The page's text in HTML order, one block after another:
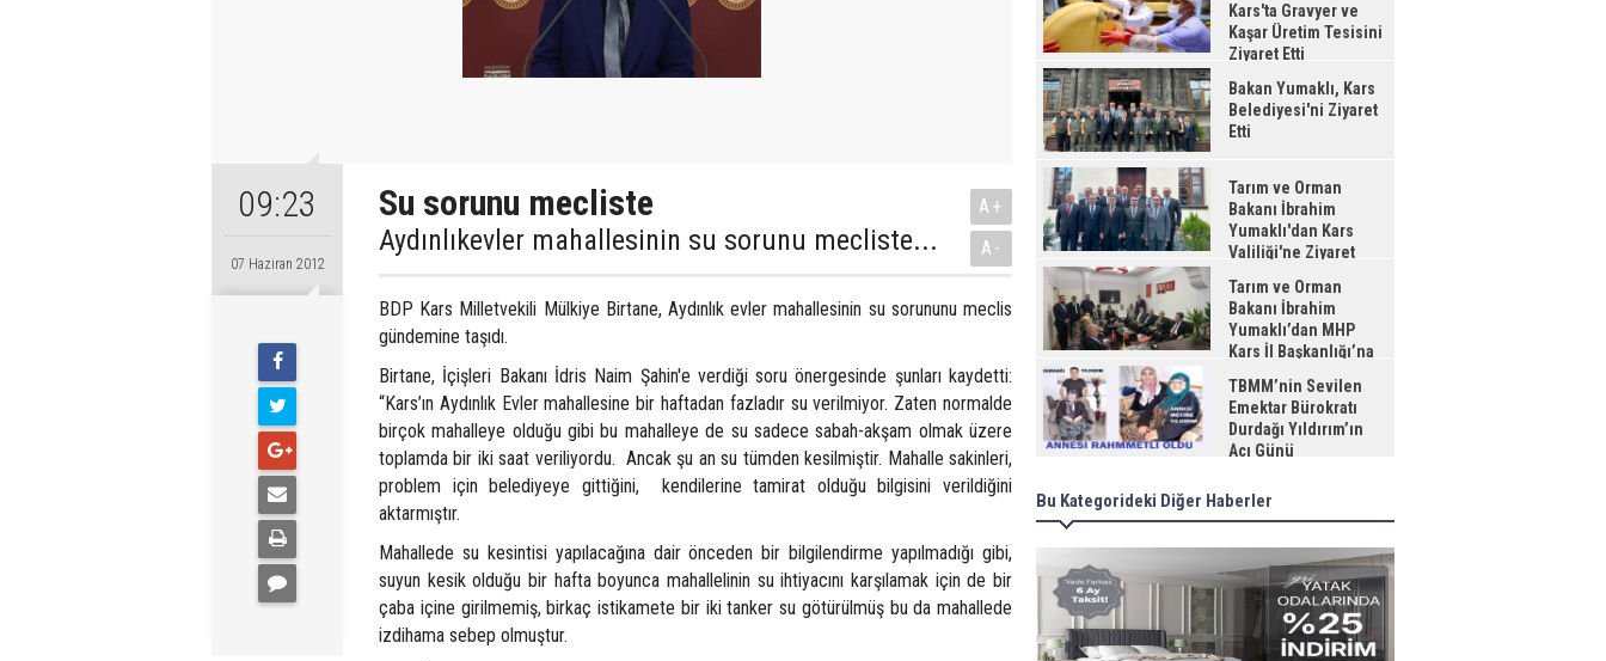
09:23
07 Haziran 2012
Su sorunu mecliste
Aydınlıkevler mahallesinin su sorunu mecliste...
A+
A-
BDP Kars Milletvekili Mülkiye Birtane, Aydınlık evler mahallesinin su sorununu meclis
gündemine taşıdı.
Birtane, İçişleri Bakanı İdris Naim Şahin'e verdiği soru önergesinde şunları kaydetti:
“Kars’ın Aydınlık Evler mahallesine bir haftadan fazladır su verilmiyor. Zaten normalde
birçok mahalleye olduğu gibi bu mahalleye de su sadece sabah-akşam olmak üzere
toplamda bir iki saat veriliyordu. Ancak şu an su tümden kesilmiştir. Mahalle sakinleri,
problem için belediyeye gittiğini, kendilerine tamirat olduğu bilgisini verildiğini
aktarmıştır.
Mahallede su kesintisi yapılacağına dair önceden bir bilgilendirme yapılmadığı gibi,
suyun kesik olduğu bir hafta boyunca mahallelinin su ihtiyacını karşılamak için de bir
çaba içine girilmemiş, birkaç istikamete bir iki tanker su götürülmüş bu da mahallede
izdihama sebep olmuştur.
Kars'ta Gravyer ve
Kaşar Üretim Tesisini
Ziyaret Etti
Bakan Yumaklı, Kars
Belediyesi'ni Ziyaret
Etti
Tarım ve Orman
Bakanı İbrahim
Yumaklı'dan Kars
Valiliği'ne Ziyaret
Tarım ve Orman
Bakanı İbrahim
Yumaklı’dan MHP
Kars İl Başkanlığı’na
Ziyaret
TBMM’nin Sevilen
Emektar Bürokratı
Durdağı Yıldırım’ın
Acı Günü
Bu Kategorideki Diğer Haberler